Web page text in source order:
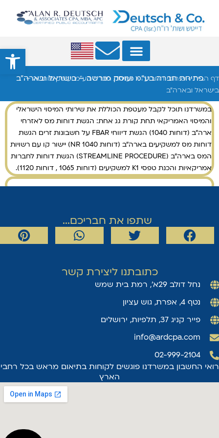
פתח
פתיחת חברה בע"מ ועוסק מורשה – בישראל ובארה"בדף הבית»שירותי החברה»פתיחת חברה בע"מ ועוסק מורשה –
בישראל ובארה"ב
במשרדנו תוכל לקבל מעטפת הכוללת את שירותי המיסוי הישראלי
והמיסוי האמריקאי תחת קורת גג אחת: הגשת דוחות מס לאזרחי
ארה"ב (דוחות 1040) הגשת דיווחי FBAR על חשבונות זרים הגשת
דוחות מס למשקיעים בארה"ב (דוחות NR 1040) יישור קו עם רשויות
המס בארה"ב (STREAMLINE PROCEDURE) הגשת דוחות לחברות
אמריקאיות והכנת טפסי K1 למשקיעים (דוחות 1065 , דוחות 1120).
שתפו את חבריכם...
כתובתנו ליצירת קשר
נחל דולב 29א', רמת בית שמש
נטף 4, אפרת, גוש עציון
פייר קניג 37, תלפיות, ירושלים
info@ardcpa.com
02-999-2104
רואי החשבון במשרדנו פוגשים לקוחות בתיאום מראש בכל רחבי
הארץ